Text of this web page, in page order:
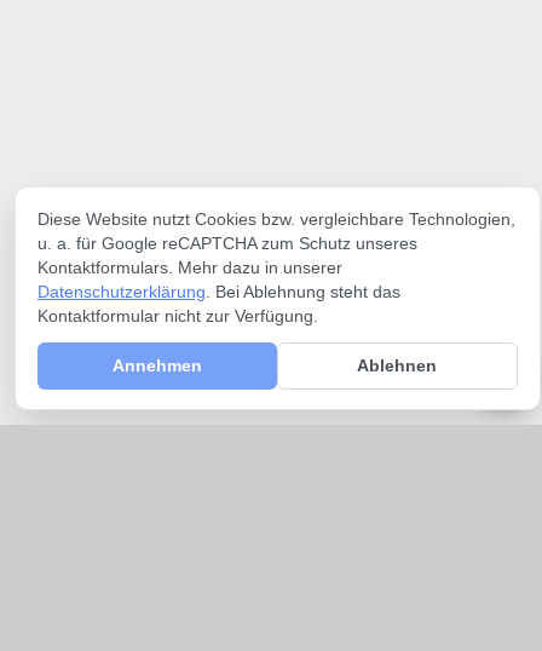
Diese Website nutzt Cookies bzw. vergleichbare Technologien,
u. a. für Google reCAPTCHA zum Schutz unseres
Kontaktformulars. Mehr dazu in unserer
Datenschutzerklärung . Bei Ablehnung steht das
Kontaktformular nicht zur Verfügung.
Annehmen Ablehnen